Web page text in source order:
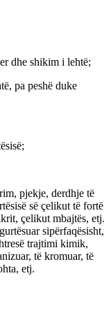
dhe shikim i lehtë;
pa peshë duke
pjekje, derdhje të
së çelikut të fortë
çelikut mbajtës, etj.
sipërfaqësisht,
trajtimi kimik,
të kromuar, të
etj.